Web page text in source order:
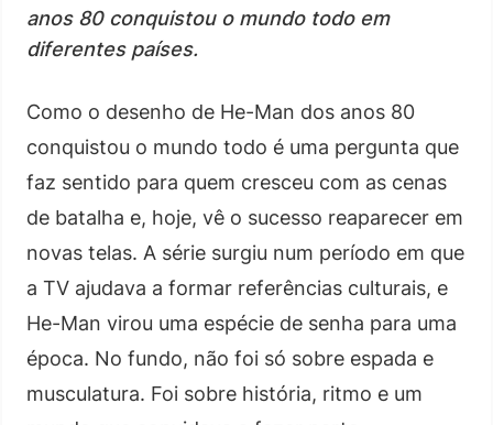
anos 80 conquistou o mundo todo em
diferentes países.
Como o desenho de He-Man dos anos 80
conquistou o mundo todo é uma pergunta que
faz sentido para quem cresceu com as cenas
de batalha e, hoje, vê o sucesso reaparecer em
novas telas. A série surgiu num período em que
a TV ajudava a formar referências culturais, e
He-Man virou uma espécie de senha para uma
época. No fundo, não foi só sobre espada e
musculatura. Foi sobre história, ritmo e um